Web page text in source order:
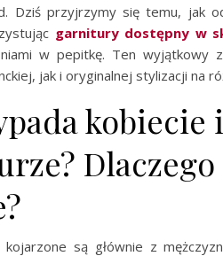
Dziś przyjrzymy się temu, jak
garnitury dostępny w
w pepitkę. Ten wyjątkowy
jak i oryginalnej stylizacji na
kobiecie
kojarzone są głównie z